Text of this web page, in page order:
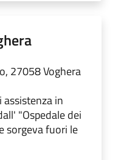
27058 Voghera
in
"Ospedale dei
sorgeva fuori le